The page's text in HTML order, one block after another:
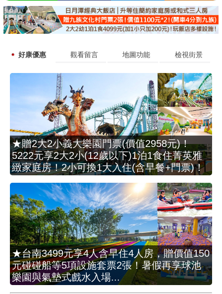
好康優惠 觀看留言 地圖功能 檢視街景
★贈2大2小義大樂園門票(價值2958元)！
5222元享2大2小(12歲以下)1泊1食住菁英雅
緻家庭房！2小可換1大入住(含早餐+門票)！
★台南3499元享4人含早住4人房，贈價值150
元碰碰船等5項設施套票2張！暑假再享球池
樂園與氣墊式戲水入場...